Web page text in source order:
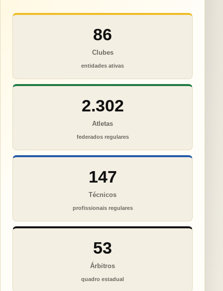
86
Clubes
entidades ativas
2.302
Atletas
federados regulares
147
Técnicos
profissionais regulares
53
Árbitros
quadro estadual